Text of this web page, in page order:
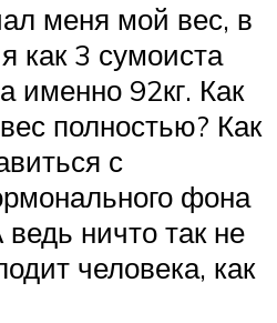
меня мой вес, в
как 3 сумоиста
именно 92кг. Как
полностью? Как
с
фона
ничто так не
человека, как